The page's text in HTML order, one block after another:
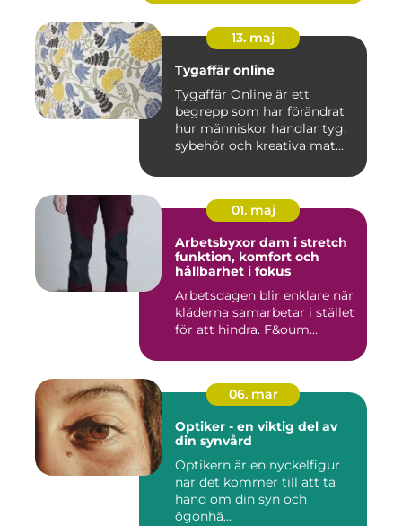
13. maj
Tygaffär online
Tygaffär Online är ett
begrepp som har förändrat
hur människor handlar tyg,
sybehör och kreativa mat...
01. maj
Arbetsbyxor dam i stretch
funktion, komfort och
hållbarhet i fokus
Arbetsdagen blir enklare när
kläderna samarbetar i stället
för att hindra. F&oum...
06. mar
Optiker - en viktig del av
din synvård
Optikern är en nyckelfigur
när det kommer till att ta
hand om din syn och
ögonhä...